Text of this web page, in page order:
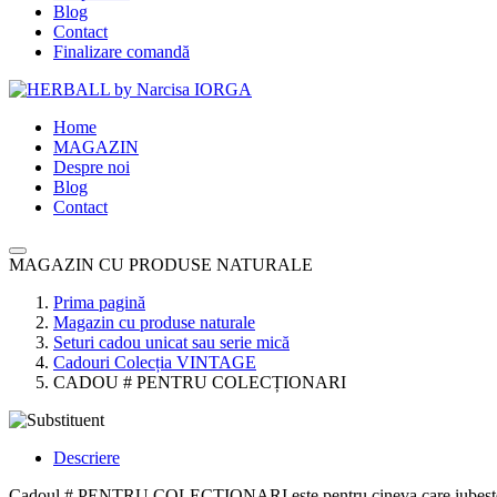
Blog
Contact
Finalizare comandă
Home
MAGAZIN
Despre noi
Blog
Contact
MAGAZIN CU PRODUSE NATURALE
Prima pagină
Magazin cu produse naturale
Seturi cadou unicat sau serie mică
Cadouri Colecția VINTAGE
CADOU # PENTRU COLECȚIONARI
Descriere